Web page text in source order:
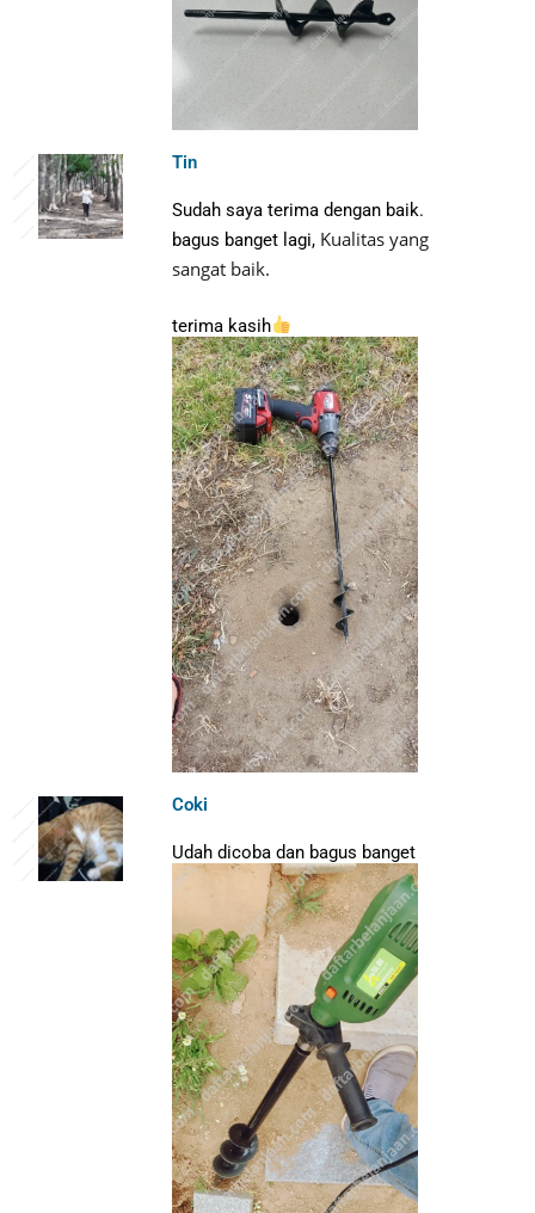
Tin
Sudah saya terima dengan baik.
bagus banget lagi, Kualitas yang
sangat baik.
terima kasih
Coki
Udah dicoba dan bagus banget